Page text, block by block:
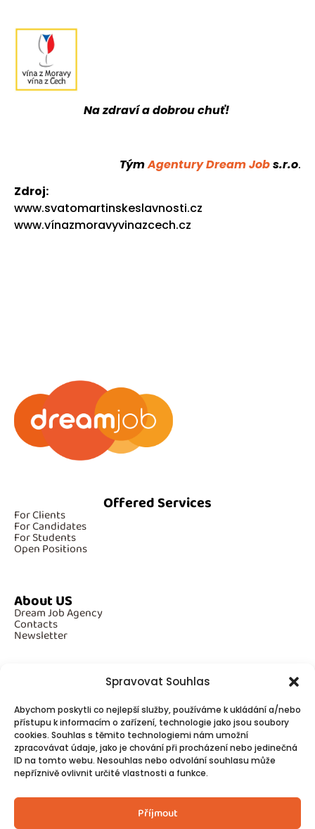
Spravovat Souhlas
Abychom poskytli co nejlepší služby, používáme k ukládání a/nebo
přístupu k informacím o zařízení, technologie jako jsou soubory
cookies. Souhlas s těmito technologiemi nám umožní
zpracovávat údaje, jako je chování při procházení nebo jedinečná
ID na tomto webu. Nesouhlas nebo odvolání souhlasu může
nepříznivě ovlivnit určité vlastnosti a funkce.
Příjmout
Na zdraví a dobrou chuť!
TýmAgentury Dream Jobs.r.o.
Zdroj:
www.svatomartinskeslavnosti.cz
www.vínazmoravyvinazcech.cz
Offered Services
For Clients
For Candidates
For Students
Open Positions
About US
Dream Job Agency
Contacts
Newsletter
Additional Information
GDPR
Cookies
Follow Us